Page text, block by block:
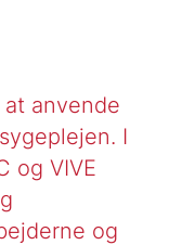
anvende
I
og VIVE
og